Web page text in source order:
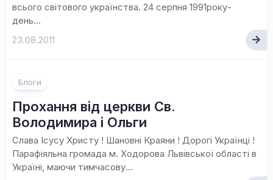
всього світового українства. 24 серпня 1991року-
день...
23.08.2011
Блоги
Прохання від церкви Св.
Володимира і Ольги
Слава Ісусу Христу ! Шановні Краяни ! Дорогі Українці !
Парафіяльна громада м. Ходорова Львівської області в
Україні, маючи тимчасову...